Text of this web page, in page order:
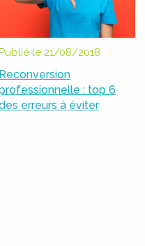
Publié le 21/08/2018
Reconversion
: top 6
erreurs à éviter